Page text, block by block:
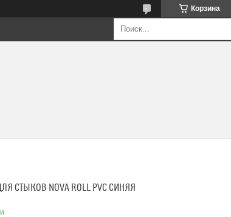
Корзина
СТЫКОВ NOVA ROLL PVC СИНЯЯ